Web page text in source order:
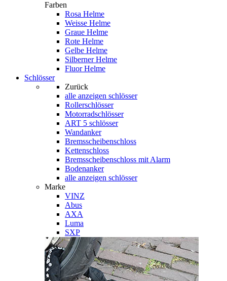
Farben
Rosa Helme
Weisse Helme
Graue Helme
Rote Helme
Gelbe Helme
Silberner Helme
Fluor Helme
Schlösser
Zurück
alle anzeigen schlösser
Rollerschlösser
Motorradschlösser
ART 5 schlösser
Wandanker
Bremsscheibenschloss
Kettenschloss
Bremsscheibenschloss mit Alarm
Bodenanker
alle anzeigen schlösser
Marke
VINZ
Abus
AXA
Luma
SXP